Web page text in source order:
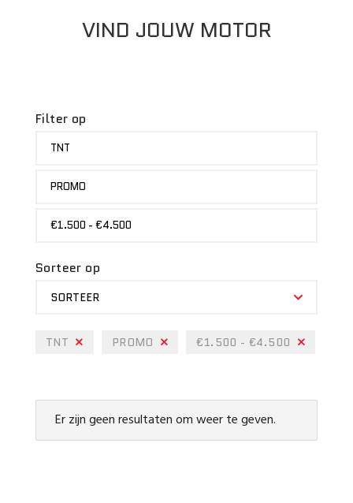
VIND JOUW MOTOR
Filter op
TNT
PROMO
€1.500 - €4.500
Sorteer op
SORTEER
TNT PROMO €1.500 - €4.500
Er zijn geen resultaten om weer te geven.